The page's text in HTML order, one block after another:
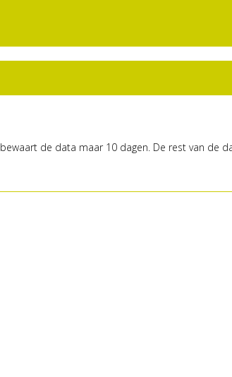
de data maar 10 dagen. De rest van de